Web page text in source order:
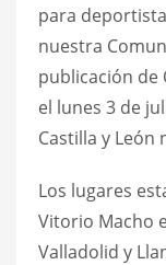
para
nuestra
publicación de
el lunes 3 de
Castilla y León
Los lugares
Vitorio Macho
Valladolid y